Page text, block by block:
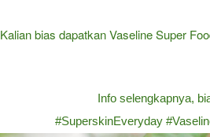
Kalian bias dapatkan Vaseline Super
Info selengkapnya,
#SuperskinEveryday